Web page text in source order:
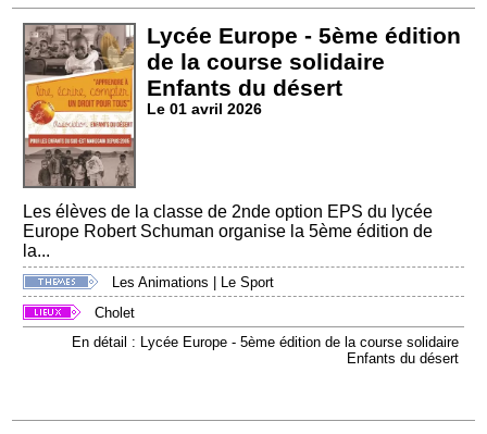
Lycée Europe - 5ème édition
de la course solidaire
Enfants du désert
Le 01 avril 2026
Les élèves de la classe de 2nde option EPS du lycée
Europe Robert Schuman organise la 5ème édition de
la...
Les Animations
Le Sport
Cholet
En détail : Lycée Europe - 5ème édition de la course solidaire
Enfants du désert